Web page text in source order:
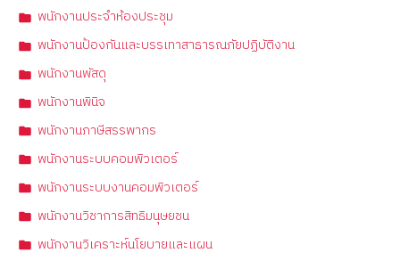
พนักงานประจำห้องประชุม
พนักงานป้องกันและบรรเทาสาธารณภัยปฏิบัติงาน
พนักงานพัสดุ
พนักงานพินิจ
พนักงานภาษีสรรพากร
พนักงานระบบคอมพิวเตอร์
พนักงานระบบงานคอมพิวเตอร์
พนักงานวิชาการสิทธิมนุษยชน
พนักงานวิเคราะห์นโยบายและแผน